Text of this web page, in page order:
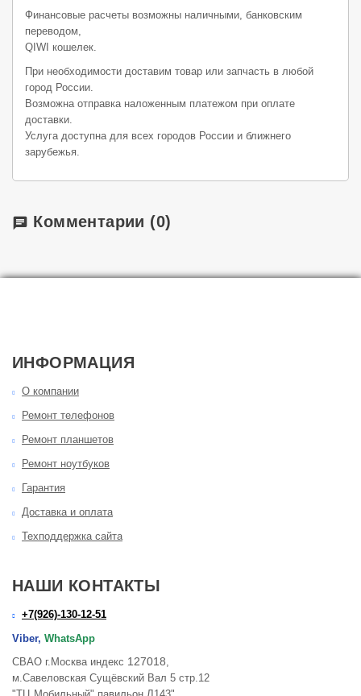
Финансовые расчеты возможны наличными, банковским
переводом,
QIWI кошелек.
При необходимости доставим товар или запчасть в любой
город России.
Возможна отправка наложенным платежом при оплате
доставки.
Услуга доступна для всех городов России и ближнего
зарубежья.
chat Комментарии (0)
ИНФОРМАЦИЯ
О компании
Ремонт телефонов
Ремонт планшетов
Ремонт ноутбуков
Гарантия
Доставка и оплата
Техподдержка сайта
НАШИ КОНТАКТЫ
+7(926)-130-12-51
Viber, WhatsApp
СВАО г.Москва индекс 127018,
м.Савеловская Сущёвский Вал 5 стр.12